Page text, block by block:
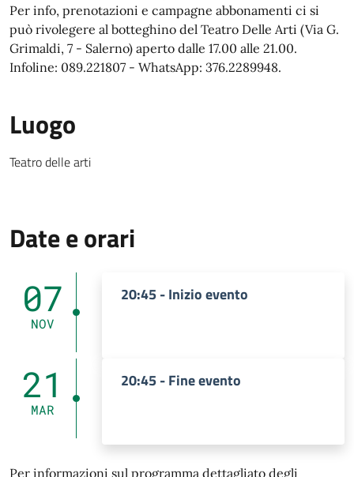
Per info, prenotazioni e campagne abbonamenti ci si
può rivolegere al botteghino del Teatro Delle Arti (Via G.
Grimaldi, 7 - Salerno) aperto dalle 17.00 alle 21.00.
Infoline: 089.221807 - WhatsApp: 376.2289948.
Luogo
Luogo Testuale
Teatro delle arti
Date e orari
07
NOV
20:45 - Inizio evento
21
MAR
20:45 - Fine evento
Per informazioni sul programma dettagliato degli